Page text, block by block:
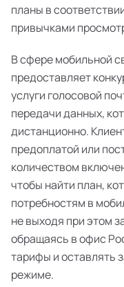
планы в
привычками
В сфере мобильной
предоставляет
услуги голосовой
передачи данных,
дистанционно.
предоплатой или
количеством
чтобы найти план,
потребностям в
не выходя при этом
обращаясь в офис
тарифы и оставлять
режиме.